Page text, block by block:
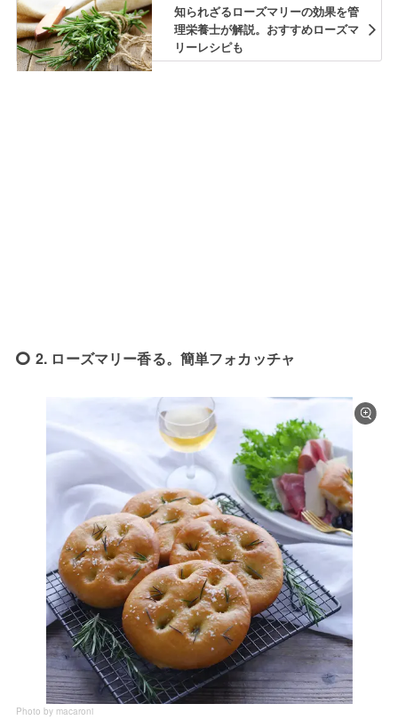
知られざるローズマリーの効果を管
理栄養士が解説。おすすめローズマ
リーレシピも
2. ローズマリー香る。簡単フォカッチャ
Photo by macaroni